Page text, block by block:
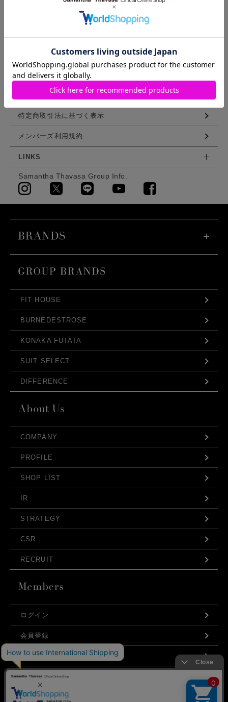
会員登録
特定商取引法に基づく表示
メンバーズ利用規約
LINKS
Samantha Thavasa Group Info.
FIT HOUSE
BURNEDESTROSE
KONAKA FUTATA
SUIT SELECT
DIFFERENCE
COMPANY
PROFILE
SHOP LIST
IR
STRATEGY
CSR
RECRUIT
ログイン
会員登録
利用規約
お問い合わせ
プライバシーポリシー
弊社はCookieを利用し、Webの利便性向上に努め
ております。「承諾する」をクリックしていただ